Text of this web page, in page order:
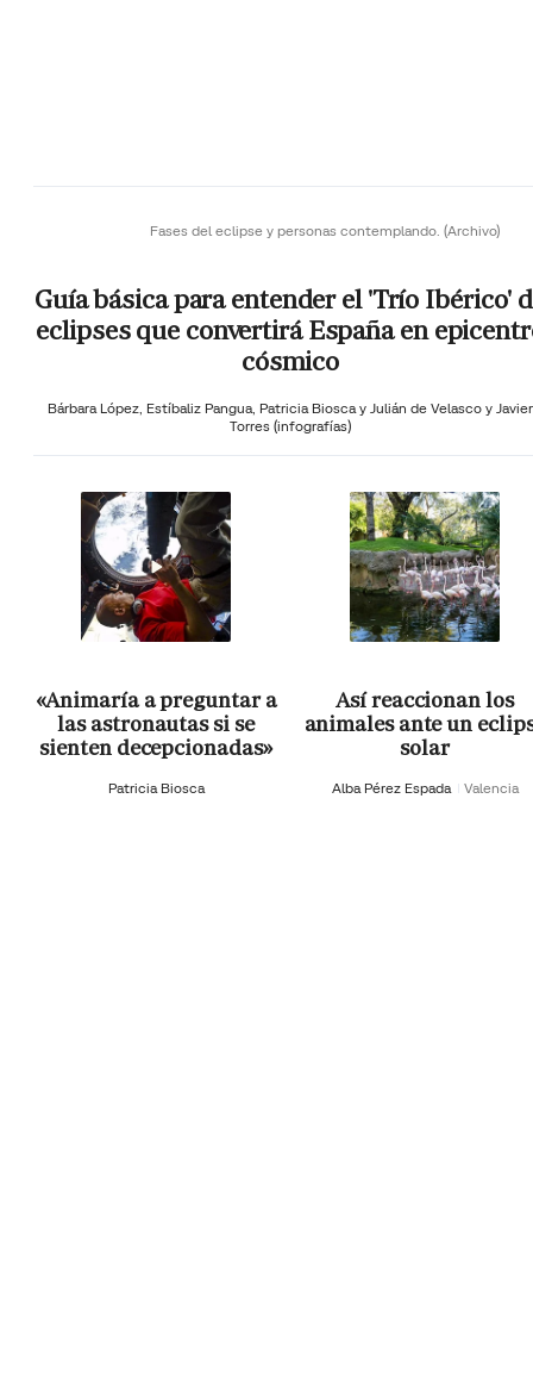
Fases del eclipse y personas contemplando. (Archivo)
Guía básica para entender el 'Trío Ibérico'
eclipses que convertirá España en
cósmico
Bárbara López, Estíbaliz Pangua, Patricia Biosca y Julián de Velasco y Javier
Torres (infografías)
«Animaría a preguntar a
las astronautas si se
sienten decepcionadas»
Patricia Biosca
Así reaccionan los
animales ante un
solar
Alba Pérez Espada Valencia